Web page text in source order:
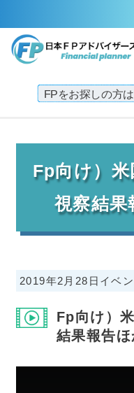
TOP
日本FPアドバイザー
Fp向け）
視察結
2019年2月28日イベン
Fp向け）
結果報告